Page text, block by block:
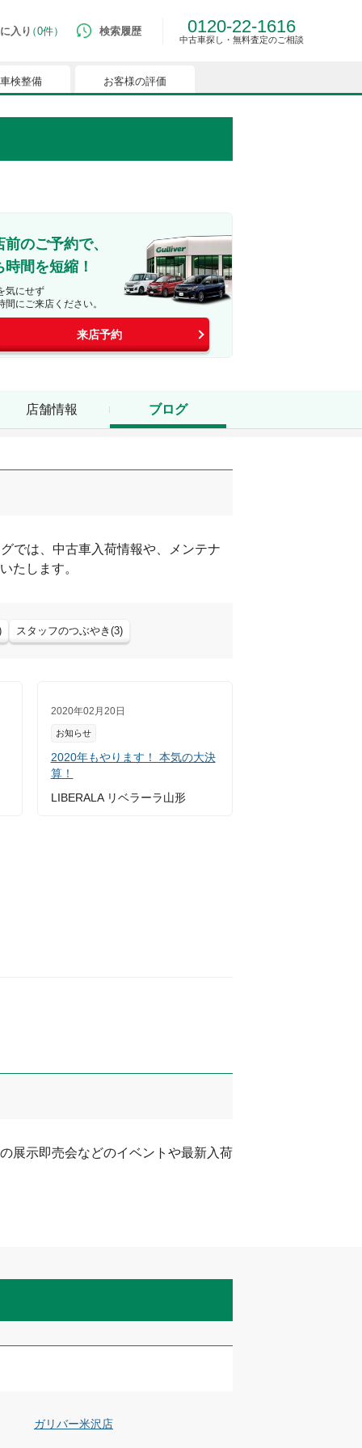
入り 0件
マはございません。
も簡単に比較ができるようになります。
効にしてください。
検索履歴 0120-22-1616
中古車探し・無料査定のご相談
車検整備 お客様の評価
前のご予約で、
時間を短縮！
気にせず
間にご来店ください。
来店予約
店舗情報 ブログ
では、中古車入荷情報や、メンテナ
たします。
スタッフのつぶやき (3)
2020年02月20日
お知らせ
2020年もやります！ 本気の大決
算！
LIBERALA リベラーラ山形
展示即売会などのイベントや最新入荷
ガリバー米沢店